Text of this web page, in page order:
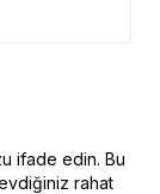
ifade edin. Bu
rahat